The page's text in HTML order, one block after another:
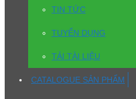
TIN TỨC
TUYỂN DỤNG
TẢI TÀI LIỆU
CATALOGUE SẢN PHẨM